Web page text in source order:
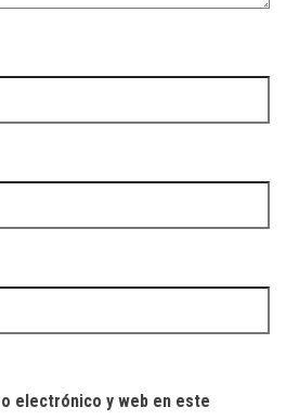
electrónico y web en este